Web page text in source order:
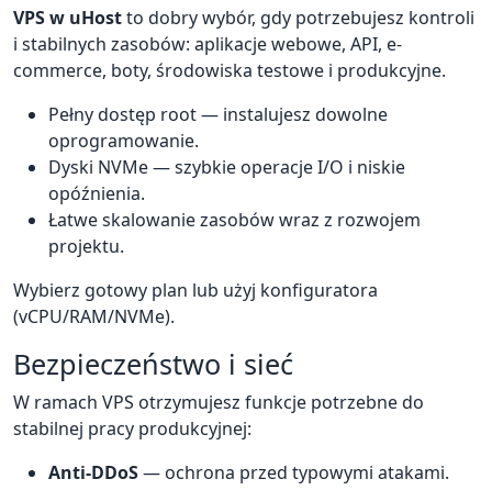
VPS w uHostto dobry wybór, gdy potrzebujesz kontroli
i stabilnych zasobów: aplikacje webowe, API, e-
commerce, boty, środowiska testowe i produkcyjne.
Pełny dostęp root — instalujesz dowolne
oprogramowanie.
Dyski NVMe — szybkie operacje I/O i niskie
opóźnienia.
Łatwe skalowanie zasobów wraz z rozwojem
projektu.
Wybierz gotowy plan lub użyj konfiguratora
(vCPU/RAM/NVMe).
Bezpieczeństwo i sieć
W ramach VPS otrzymujesz funkcje potrzebne do
stabilnej pracy produkcyjnej:
Anti-DDoS— ochrona przed typowymi atakami.